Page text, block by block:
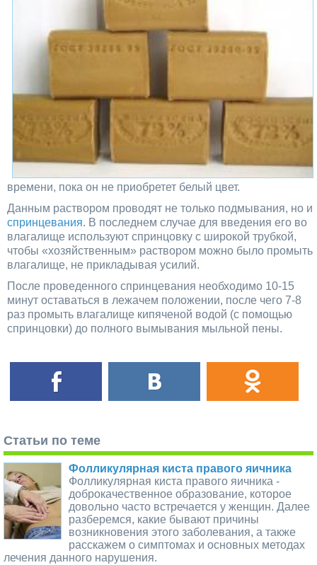
времени, пока он не приобретет белый цвет.
Данным раствором проводят не только подмывания, но и
спринцевания. В последнем случае для введения его во
влагалище используют спринцовку с широкой трубкой,
чтобы «хозяйственным» раствором можно было промыть
влагалище, не прикладывая усилий.
После проведенного спринцевания необходимо 10-15
минут оставаться в лежачем положении, после чего 7-8
раз промыть влагалище кипяченой водой (с помощью
спринцовки) до полного вымывания мыльной пены.
Статьи по теме
Фолликулярная киста правого яичника
Фолликулярная киста правого яичника -
доброкачественное образование, которое
довольно часто встречается у женщин. Далее
разберемся, какие бывают причины
возникновения этого заболевания, а также
расскажем о симптомах и основных методах
лечения данного нарушения.